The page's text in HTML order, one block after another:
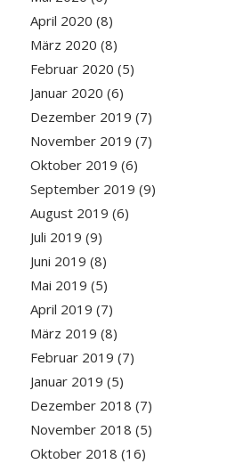
April 2020 (8)
März 2020 (8)
Februar 2020 (5)
Januar 2020 (6)
Dezember 2019 (7)
November 2019 (7)
Oktober 2019 (6)
September 2019 (9)
August 2019 (6)
Juli 2019 (9)
Juni 2019 (8)
Mai 2019 (5)
April 2019 (7)
März 2019 (8)
Februar 2019 (7)
Januar 2019 (5)
Dezember 2018 (7)
November 2018 (5)
Oktober 2018 (16)